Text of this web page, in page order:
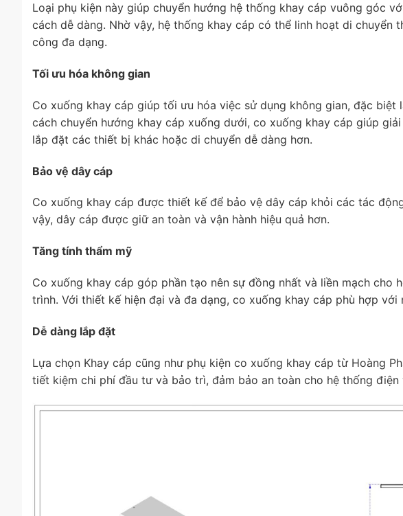
Loại phụ kiện này giúp chuyển hướng hệ thống khay cáp vuông góc
cách dễ dàng. Nhờ vậy, hệ thống khay cáp có thể linh hoạt di chuyển
công đa dạng.
Tối ưu hóa không gian
Co xuống khay cáp giúp tối ưu hóa việc sử dụng không gian, đặc
cách chuyển hướng khay cáp xuống dưới, co xuống khay cáp giúp
lắp đặt các thiết bị khác hoặc di chuyển dễ dàng hơn.
Bảo vệ dây cáp
Co xuống khay cáp được thiết kế để bảo vệ dây cáp khỏi các tác
vậy, dây cáp được giữ an toàn và vận hành hiệu quả hơn.
Tăng tính thẩm mỹ
Co xuống khay cáp góp phần tạo nên sự đồng nhất và liền mạch cho
trình. Với thiết kế hiện đại và đa dạng, co xuống khay cáp phù hợp với
Dễ dàng lắp đặt
Lựa chọn Khay cáp cũng như phụ kiện co xuống khay cáp từ Hoàng
tiết kiệm chi phí đầu tư và bảo trì, đảm bảo an toàn cho hệ thống điện